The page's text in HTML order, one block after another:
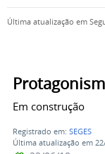
Última atualização em
Em construção
Registrado em: SEGES
Última atualização em